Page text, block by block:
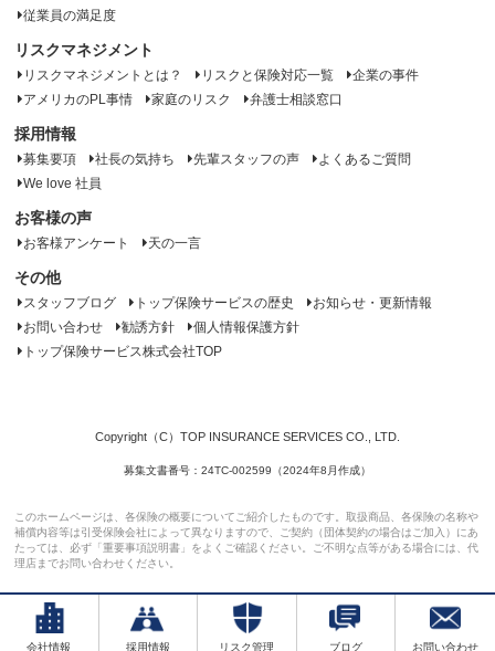
従業員の満足度
リスクマネジメント
リスクマネジメントとは？ リスクと保険対応一覧
企業の事件
アメリカのPL事情
家庭のリスク 弁護士相談窓口
採用情報
募集要項 社長の気持ち 先輩スタッフの声
よくあるご質問
We love 社員
お客様の声
お客様アンケート 天の一言
その他
スタッフブログ トップ保険サービスの歴史
お知らせ・更新情報
お問い合わせ
勧誘方針
個人情報保護方針
トップ保険サービス株式会社TOP
Copyright（C）TOP INSURANCE SERVICES CO., LTD.
募集文書番号：24TC-002599（2024年8月作成）
このホームページは、各保険の概要についてご紹介したものです。取扱商品、各保険の名称や
補償内容等は引受保険会社によって異なりますので、ご契約（団体契約の場合はご加入）にあ
たっては、必ず「重要事項説明書」をよくご確認ください。ご不明な点等がある場合には、代
理店までお問い合わせください。
会社情報 採用情報 リスク管理 ブログ お問い合わせ